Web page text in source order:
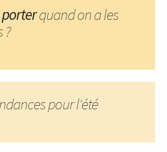
porterquand on a les
?
pour l'été